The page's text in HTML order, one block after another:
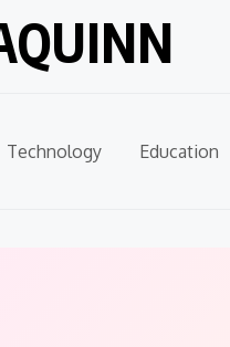
Technology Education